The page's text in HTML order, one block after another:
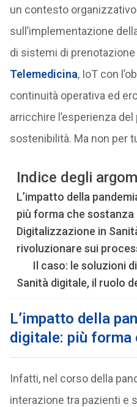
un contesto
sull’implementazione
di sistemi di prenotazione
Telemedicina, IoT con
continuità operativa ed
arricchire l’esperienza
sostenibilità. Ma non per
Indice degli
L’impatto della
più forma che sostanza
Digitalizzazione in
rivoluzionare sui
Il caso: le soluzioni
Sanità digitale, il ruolo
L’impatto della
digitale: più forma
Infatti, nel corso della
interazione tra pazienti e